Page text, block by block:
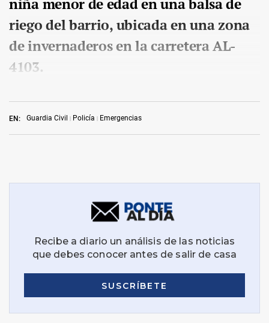
EN: Guardia Civil Policía Emergencias
niña menor de edad en una balsa de
riego del barrio, ubicada en una zona
de invernaderos en la carretera AL-
4103.